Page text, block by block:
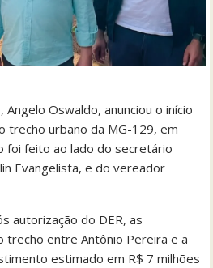
Oswaldo, anunciou o início
trecho urbano da MG-129, em
foi feito ao lado do secretário
Evangelista, e do vereador
autorização do DER, as
trecho entre Antônio Pereira e a
estimado em R$ 7 milhões